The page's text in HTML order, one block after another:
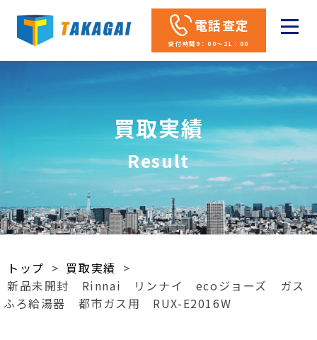
電話査定
受付時間9：00～21：00
買取実績
Result
トップ > 買取実績 >
新品未開封 Rinnai リンナイ ecoジョーズ ガス
ふろ給湯器 都市ガス用 RUX-E2016W